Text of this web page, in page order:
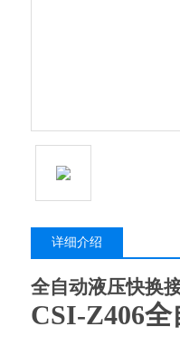
详细介绍
全自动液压快换
CSI-Z406全